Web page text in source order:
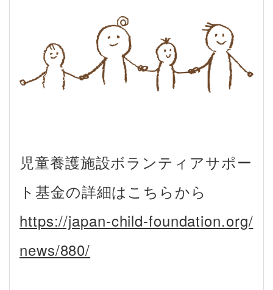
児童養護施設ボランティアサポー
ト基金の詳細はこちらから
https://japan-child-foundation.org/
news/880/